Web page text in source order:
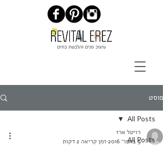
פוסט
All Posts
All Posts
רויטל ארז
9 באפר׳ 2016
זמן קריאה 2 דקות